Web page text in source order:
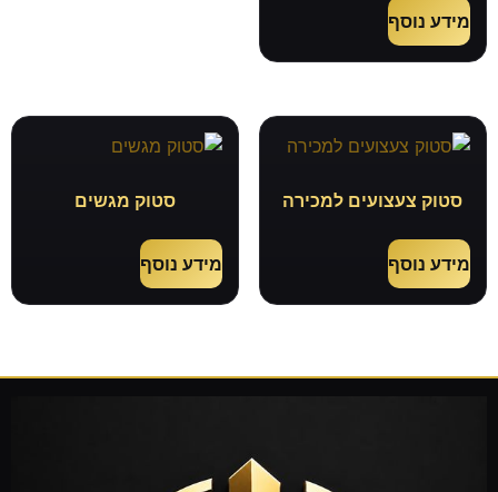
מידע נוסף
סטוק צעצועים למכירה
מידע נוסף
סטוק מגשים
מידע נוסף